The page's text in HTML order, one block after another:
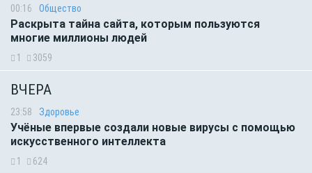
00:16 Общество
Раскрыта тайна сайта, которым пользуются
многие миллионы людей
1 3059
ВЧЕРА
23:58 Здоровье
Учёные впервые создали новые вирусы с помощью
искусственного интеллекта
1 624